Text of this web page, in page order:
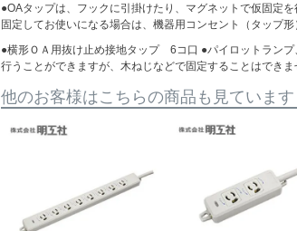
●OAタップは、フックに引掛けたり、マグネットで仮固定
固定してお使いになる場合は、機器用コンセント（タップ形
●横形ＯＡ用抜け止め接地タップ 6コ口 ●パイロットラン
行うことができますが、木ねじなどで固定することはでき
他のお客様はこちらの商品も見ています